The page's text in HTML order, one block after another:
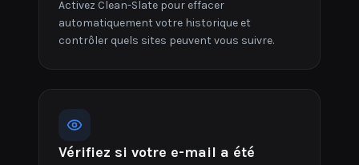
Activez Clean-Slate pour effacer
automatiquement votre historique et
contrôler quels sites peuvent vous suivre.
Vérifiez si votre e-mail a été